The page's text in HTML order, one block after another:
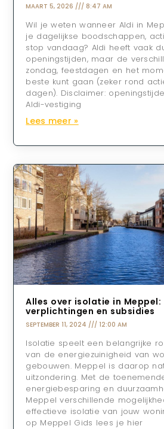
MAART 5, 2026 8:47 AM
Wil je weten wanneer Aldi in
je dagelijkse boodschappen,
stop vandaag? Aldi heeft vaak
openingstijden, maar de
zondag, feestdagen en het
beste kunt gaan (zeker rond
dagen). Disclaimer:
Aldi-vestiging
Lees meer »
Alles over isolatie in Meppel:
verplichtingen en subsidies
SEPTEMBER 11, 2024 12:00 AM
Isolatie speelt een belangrijke
van de energiezuinigheid van
gebouwen. Meppel is daarop
uitzondering. Met de
energiebesparing en
Meppel verschillende
effectieve isolatie van jouw
op Meppel Gids lees je hier